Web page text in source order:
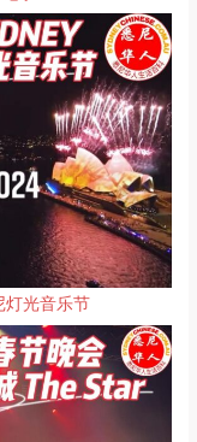
光音乐节